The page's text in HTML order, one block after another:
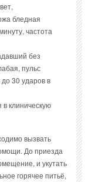
бледная
частота
без
пульс
30 ударов в
клиническую
вызвать
До приезда
и укутать
горячее питьё,